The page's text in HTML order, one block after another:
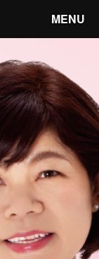
MENU